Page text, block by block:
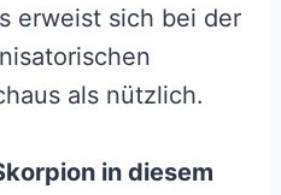
erweist sich bei der
als nützlich.
in diesem